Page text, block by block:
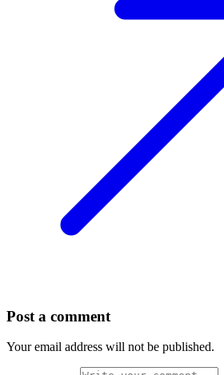
Post a comment
Your email address will not be published.